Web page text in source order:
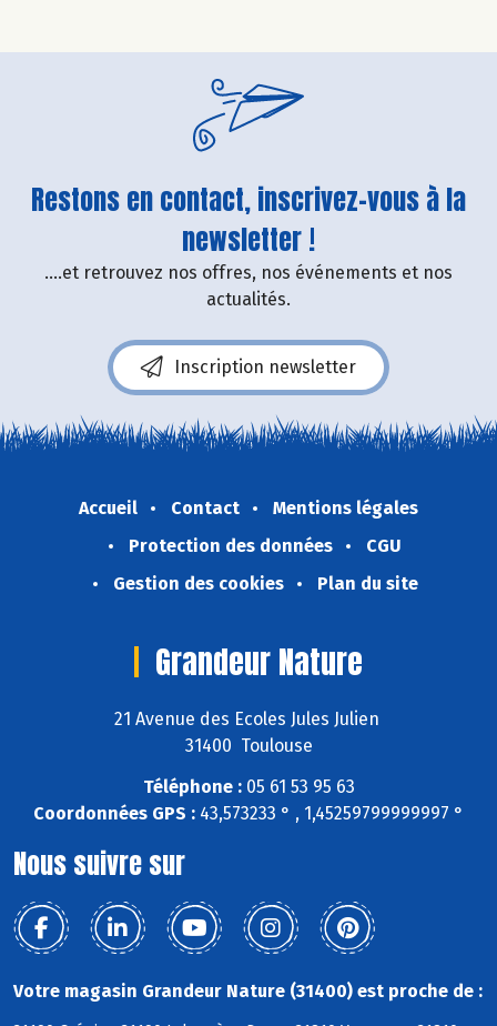
Restons en contact, inscrivez-vous à la
newsletter !
....et retrouvez nos offres, nos événements et nos
actualités.
Inscription newsletter
Accueil Contact
Mentions légales
Protection des données
CGU
Gestion des cookies
Plan du site
Grandeur Nature
21 Avenue des Ecoles Jules Julien
31400 Toulouse
Téléphone :05 61 53 95 63
Coordonnées GPS : 43,573233 ° , 1,45259799999997 °
Nous suivre sur
Votre magasin Grandeur Nature (31400) est proche de :